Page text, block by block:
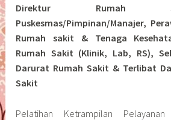
Direktur Rumah
Puskesmas/Pimpinan/Manajer,
Rumah sakit & Tenaga
Rumah Sakit (Klinik, Lab, RS),
Darurat Rumah Sakit & Terlibat
Sakit
Pelatihan Ketrampilan